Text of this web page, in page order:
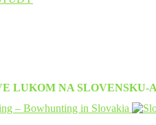
LUKOM NA